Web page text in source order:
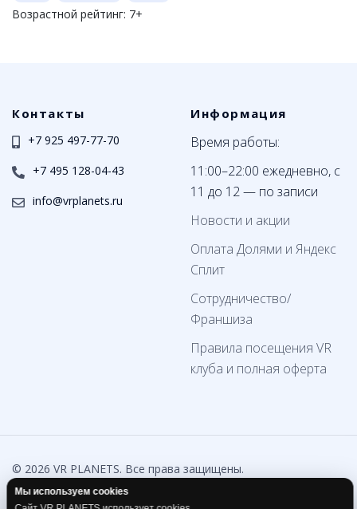
Возрастной рейтинг: 7+
Контакты
+7 925 497-77-70
+7 495 128-04-43
info@vrplanets.ru
Информация
Время работы:
11:00–22:00 ежедневно, с
11 до 12 — по записи
Новости и акции
Оплата Долями и Яндекс
Сплит
Сотрудничество/
Франшиза
Правила посещения VR
клуба и полная оферта
Мы используем cookies
© 2026 VR PLANETS. Все права защищены.
Согласие на обработку